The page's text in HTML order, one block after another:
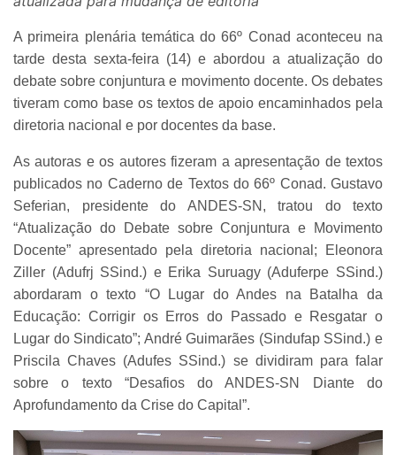
A primeira plenária temática do 66º Conad aconteceu na
tarde desta sexta-feira (14) e abordou a atualização do
debate sobre conjuntura e movimento docente. Os debates
tiveram como base os textos de apoio encaminhados pela
diretoria nacional e por docentes da base.
As autoras e os autores fizeram a apresentação de textos
publicados no Caderno de Textos do 66º Conad. Gustavo
Seferian, presidente do ANDES-SN, tratou do texto
“Atualização do Debate sobre Conjuntura e Movimento
Docente” apresentado pela diretoria nacional; Eleonora
Ziller (Adufrj SSind.) e Erika Suruagy (Aduferpe SSind.)
abordaram o texto “O Lugar do Andes na Batalha da
Educação: Corrigir os Erros do Passado e Resgatar o
Lugar do Sindicato”; André Guimarães (Sindufap SSind.) e
Priscila Chaves (Adufes SSind.) se dividiram para falar
sobre o texto “Desafios do ANDES-SN Diante do
Aprofundamento da Crise do Capital”.